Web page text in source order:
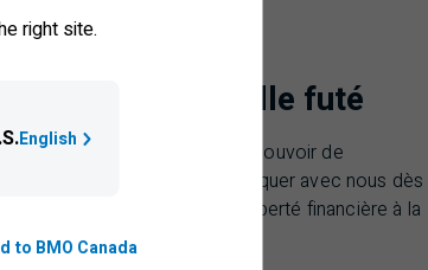
Portefeuille futé
futé peut décupler votre pouvoir de
pourquoi ne pas communiquer avec nous dès
qui vous donnera plus de liberté financière à la
right site.
English
to BMO Canada